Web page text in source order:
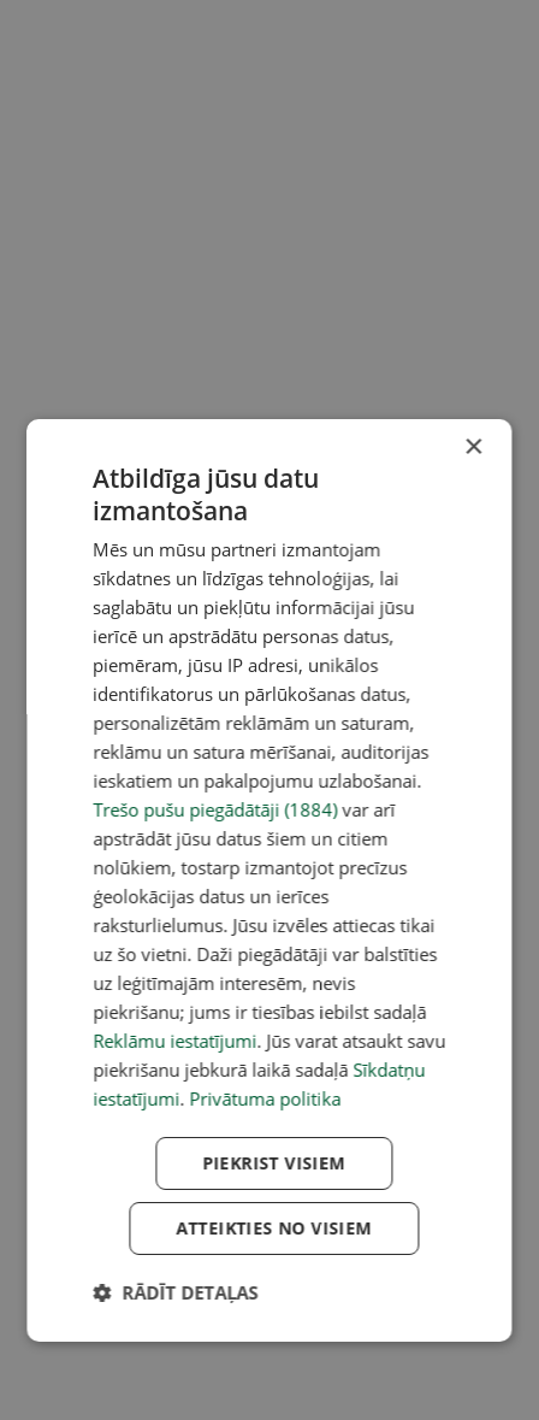
×
Atbildīga jūsu datu
izmantošana
Mēs un mūsu partneri izmantojam
sīkdatnes un līdzīgas tehnoloģijas, lai
saglabātu un piekļūtu informācijai jūsu
ierīcē un apstrādātu personas datus,
piemēram, jūsu IP adresi, unikālos
identifikatorus un pārlūkošanas datus,
personalizētām reklāmām un saturam,
reklāmu un satura mērīšanai, auditorijas
ieskatiem un pakalpojumu uzlabošanai.
Trešo pušu piegādātāji (1884)var arī
apstrādāt jūsu datus šiem un citiem
nolūkiem, tostarp izmantojot precīzus
ģeolokācijas datus un ierīces
raksturlielumus. Jūsu izvēles attiecas tikai
uz šo vietni. Daži piegādātāji var balstīties
uz leģitīmajām interesēm, nevis
piekrišanu; jums ir tiesības iebilst sadaļā
Reklāmu iestatījumi. Jūs varat atsaukt savu
piekrišanu jebkurā laikā sadaļā Sīkdatņu
iestatījumi. Privātuma politika
PIEKRIST VISIEM
ATTEIKTIES NO VISIEM
RĀDĪT DETAĻAS